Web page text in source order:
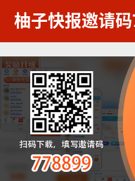
柚子快报邀请